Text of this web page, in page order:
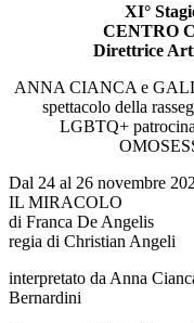
XI°
CENTRO
Direttrice
ANNA CIANCA e
spettacolo della
LGBTQ+
Dal 24 al 26 novembre
IL MIRACOLO
di Franca De Angelis
regia di Christian Angeli
interpretato da Anna
Bernardini